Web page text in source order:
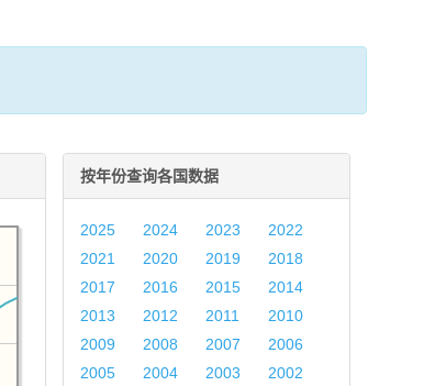
按年份查询各国数据
2025 2024 2023
2022
2021
2020 2019
2018
2017
2016 2015
2014
2013
2012 2011
2010
2009
2008 2007
2006
2005
2004 2003
2002